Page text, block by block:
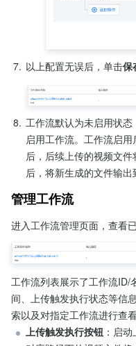
7. 以上配置无误后，单击保
8. 工作流默认为未启用状
启用工作流。工作流启
后，后续上传的视频文
后，将新生成的文件输出
管理工作流
进入工作流管理页面，查看
工作流列表展示了工作流ID/
间、上传触发执行状态等信
索以及对指定工作流进行查
上传触发执行按钮 ：启